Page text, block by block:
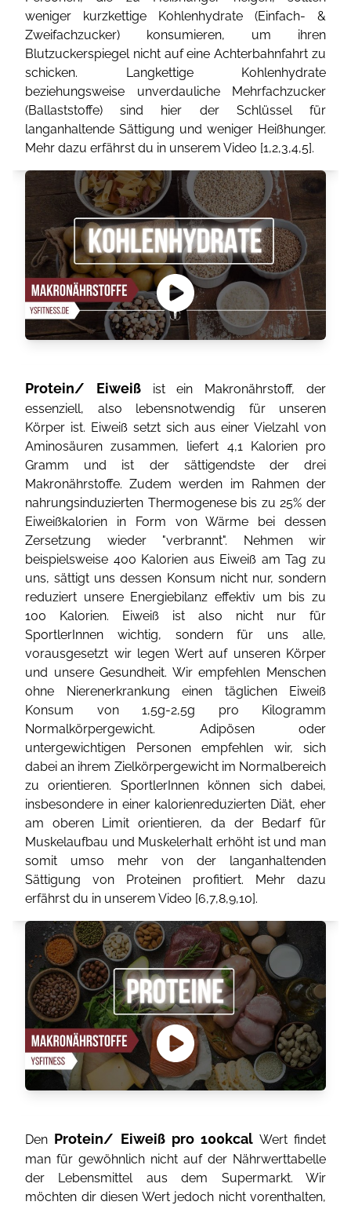
weniger kurzkettige Kohlenhydrate (Einfach- &
Zweifachzucker) konsumieren, um ihren
Blutzuckerspiegel nicht auf eine Achterbahnfahrt zu
schicken. Langkettige Kohlenhydrate
beziehungsweise unverdauliche Mehrfachzucker
(Ballaststoffe) sind hier der Schlüssel für
langanhaltende Sättigung und weniger Heißhunger.
Mehr dazu erfährst du in unserem Video [1,2,3,4,5].
Protein/ Eiweißist ein Makronährstoff, der
essenziell, also lebensnotwendig für unseren
Körper ist. Eiweiß setzt sich aus einer Vielzahl von
Aminosäuren zusammen, liefert 4,1 Kalorien pro
Gramm und ist der sättigendste der drei
Makronährstoffe. Zudem werden im Rahmen der
nahrungsinduzierten Thermogenese bis zu 25% der
Eiweißkalorien in Form von Wärme bei dessen
Zersetzung wieder "verbrannt". Nehmen wir
beispielsweise 400 Kalorien aus Eiweiß am Tag zu
uns, sättigt uns dessen Konsum nicht nur, sondern
reduziert unsere Energiebilanz effektiv um bis zu
100 Kalorien. Eiweiß ist also nicht nur für
SportlerInnen wichtig, sondern für uns alle,
vorausgesetzt wir legen Wert auf unseren Körper
und unsere Gesundheit. Wir empfehlen Menschen
ohne Nierenerkrankung einen täglichen Eiweiß
Konsum von 1,5g-2,5g pro Kilogramm
Normalkörpergewicht. Adipösen oder
untergewichtigen Personen empfehlen wir, sich
dabei an ihrem Zielkörpergewicht im Normalbereich
zu orientieren. SportlerInnen können sich dabei,
insbesondere in einer kalorienreduzierten Diät, eher
am oberen Limit orientieren, da der Bedarf für
Muskelaufbau und Muskelerhalt erhöht ist und man
somit umso mehr von der langanhaltenden
Sättigung von Proteinen profitiert. Mehr dazu
erfährst du in unserem Video [6,7,8,9,10].
Den Protein/ Eiweiß pro 100kcal Wert findet
man für gewöhnlich nicht auf der Nährwerttabelle
der Lebensmittel aus dem Supermarkt. Wir
möchten dir diesen Wert jedoch nicht vorenthalten,